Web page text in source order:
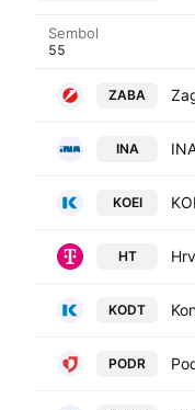
Sembol
ZABA
INA
KOEI
HT
KODT
PODR